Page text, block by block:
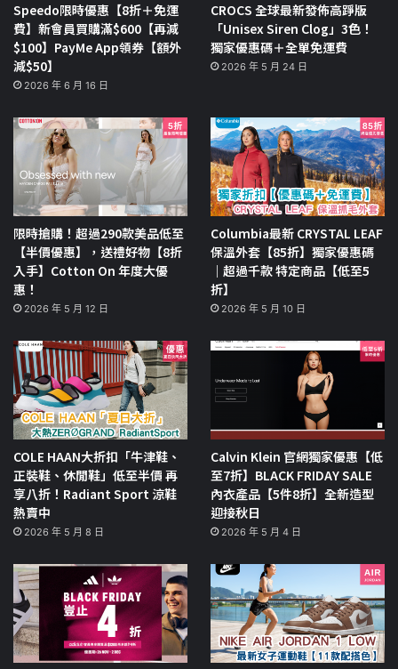
Speedo限時優惠【8折＋免運
費】新會員買購滿$600【再減
$100】PayMe App領券【額外
減$50】
2026 年 6 月 16 日
CROCS 全球最新發佈高踭版
「Unisex Siren Clog」3色！
獨家優惠碼＋全單免運費
2026 年 5 月 24 日
限時搶購！超過290款美品低至
【半價優惠】，送禮好物【8折
入手】Cotton On 年度大優
惠！
2026 年 5 月 12 日
Columbia最新 CRYSTAL LEAF
保溫外套【85折】獨家優惠碼
｜超過千款 特定商品【低至5
折】
2026 年 5 月 10 日
COLE HAAN大折扣「牛津鞋、
正裝鞋、休閒鞋」低至半價 再
享八折！Radiant Sport 涼鞋
熱賣中
2026 年 5 月 8 日
Calvin Klein 官網獨家優惠【低
至7折】BLACK FRIDAY SALE
內衣產品【5件8折】全新造型
迎接秋日
2026 年 5 月 4 日